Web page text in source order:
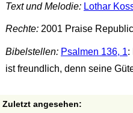
Text und Melodie: Lothar
Rechte:2001 Praise Republic
Bibelstellen: Psalmen 136, 1:
ist freundlich, denn seine
Zuletzt angesehen: